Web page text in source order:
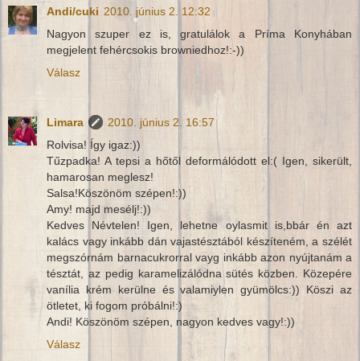
Andi/cuki 2010. június 2. 12:32
Nagyon szuper ez is, gratulálok a Príma Konyhában
megjelent fehércsokis browniedhoz!:-))
Válasz
Limara
2010. június 2. 16:57
Rolvisa! Így igaz:))
Tűzpadka! A tepsi a hőtől deformálódott el:( Igen, sikerült,
hamarosan meglesz!
Salsa!Köszönöm szépen!:))
Amy! majd mesélj!:))
Kedves Névtelen! Igen, lehetne oylasmit is,bbár én azt
kalács vagy inkább dán vajastésztából készíteném, a szélét
megszórnám barnacukrorral vayg inkább azon nyújtanám a
tésztát, az pedig karamelizálódna sütés közben. Közepére
vanília krém kerülne és valamiylen gyümölcs:)) Köszi az
ötletet, ki fogom próbálni!:)
Andi! Köszönöm szépen, nagyon kedves vagy!:))
Válasz